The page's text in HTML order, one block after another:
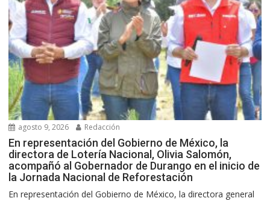
agosto 9, 2026 Redacción
En representación del Gobierno de México, la
directora de Lotería Nacional, Olivia Salomón,
acompañó al Gobernador de Durango en el inicio de
la Jornada Nacional de Reforestación
En representación del Gobierno de México, la directora general